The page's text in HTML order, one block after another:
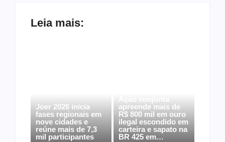
Leia mais:
Joer 2026 inicia
fases regionais em
nove cidades e
reúne mais de 7,3
mil participantes
apreende mais de
R$ 800 mil em ouro
ilegal escondido em
carteira e sapato na
BR 425 em…